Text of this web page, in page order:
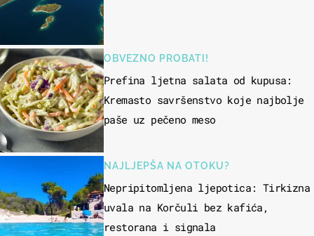
OBVEZNO PROBATI!
Prefina ljetna salata od kupusa:
Kremasto savršenstvo koje najbolje
paše uz pečeno meso
NAJLJEPŠA NA OTOKU?
Nepripitomljena ljepotica: Tirkizna
uvala na Korčuli bez kafića,
restorana i signala